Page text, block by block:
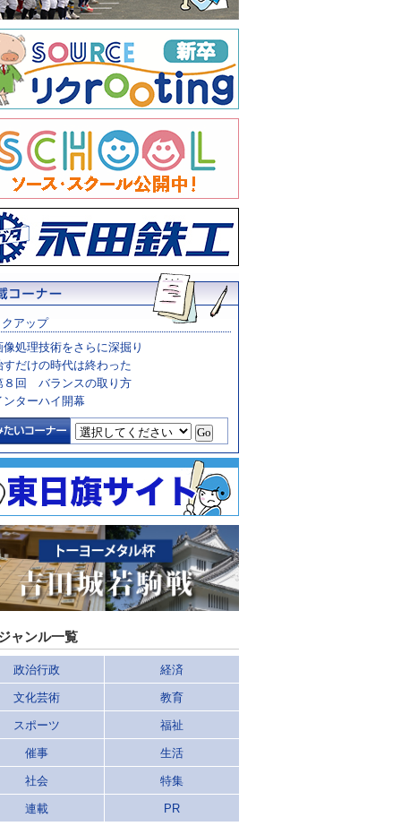
アップ
像処理技術をさらに深掘り
すだけの時代は終わった
８回 バランスの取り方
ンターハイ開幕
ャンル一覧
政治行政 経済
文化芸術 教育
スポーツ 福祉
催事 生活
社会 特集
連載 PR